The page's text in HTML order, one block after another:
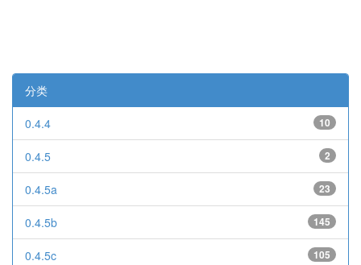
分类
10
0.4.4
2
0.4.5
23
0.4.5a
145
0.4.5b
105
0.4.5c